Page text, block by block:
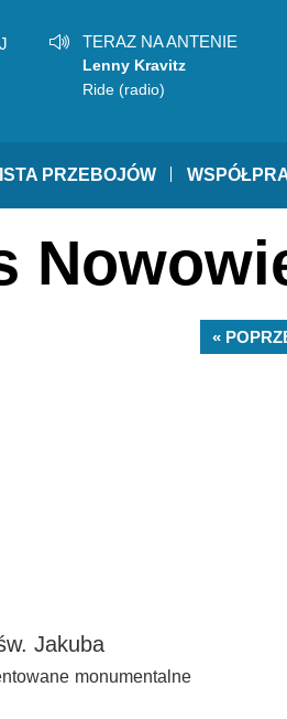
TERAZ NA ANTENIE
Lenny Kravitz
Ride (radio)
PRZEBOJÓW
Jakuba
monumentalne
«